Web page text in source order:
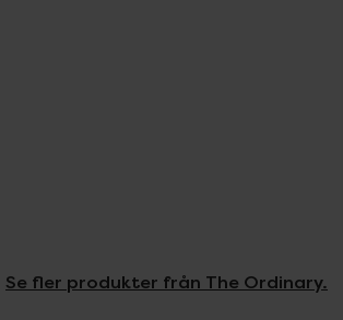
Se fler produkter från The Ordinary.